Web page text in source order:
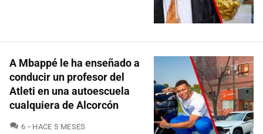
A Mbappé le ha enseñado a
conducir un profesor del
Atleti en una autoescuela
cualquiera de Alcorcón
6 COMENTARIOS
HACE 5 MESES